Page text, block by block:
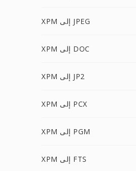
XPM إلى JPEG
XPM إلى DOC
XPM إلى JP2
XPM إلى PCX
XPM إلى PGM
XPM إلى FTS